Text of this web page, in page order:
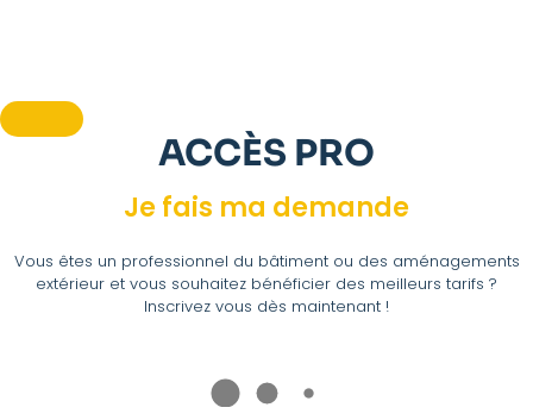
ACCÈS PRO
Je fais ma demande
Vous êtes un professionnel du bâtiment ou des aménagements
extérieur et vous souhaitez bénéficier des meilleurs tarifs ?
Inscrivez vous dès maintenant !